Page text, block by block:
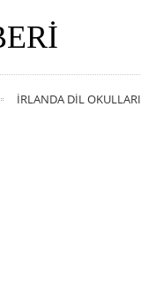
İRLANDA DIL OKULLARI